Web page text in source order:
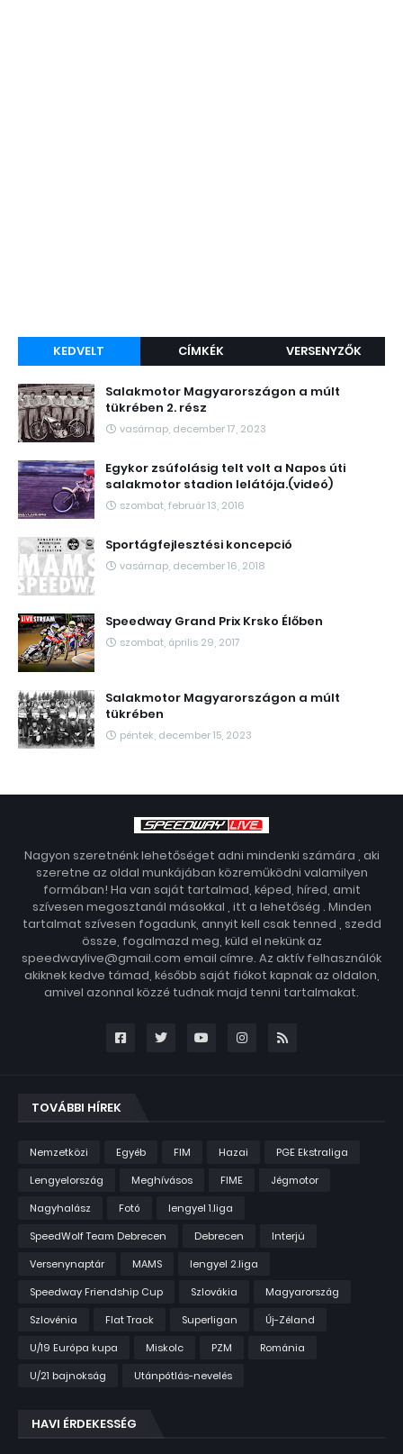
KEDVELT CÍMKÉK VERSENYZŐK
Salakmotor Magyarországon a múlt
tükrében 2. rész
vasárnap, december 17, 2023
Egykor zsúfolásig telt volt a Napos úti
salakmotor stadion lelátója.(videó)
szombat, február 13, 2016
Sportágfejlesztési koncepció
vasárnap, december 16, 2018
Speedway Grand Prix Krsko Élőben
szombat, április 29, 2017
Salakmotor Magyarországon a múlt
tükrében
péntek, december 15, 2023
Nagyon szeretnénk lehetőséget adni mindenki számára , aki
szeretne az oldal munkájában közreműködni valamilyen
formában! Ha van saját tartalmad, képed, híred, amit
szívesen megosztanál másokkal , itt a lehetőség . Minden
tartalmat szívesen fogadunk, annyit kell csak tenned , szedd
össze, fogalmazd meg, küld el nekünk az
speedwaylive@gmail.com email címre. Az aktív felhasználók
akiknek kedve támad, később saját fiókot kapnak az oldalon,
amivel azonnal közzé tudnak majd tenni tartalmakat.
TOVÁBBI HÍREK
Nemzetközi Egyéb FIM Hazai
PGE Ekstraliga
Lengyelország
Meghívásos FIME
Jégmotor
Nagyhalász
Fotó
lengyel 1.liga
SpeedWolf Team Debrecen
Debrecen
Interjú
Versenynaptár
MAMS
lengyel 2.liga
Speedway Friendship Cup
Szlovákia
Magyarország
Szlovénia
Flat Track Superligan
Új-Zéland
U/19 Európa kupa
Miskolc PZM
Románia
U/21 bajnokság
Utánpótlás-nevelés
HAVI ÉRDEKESSÉG